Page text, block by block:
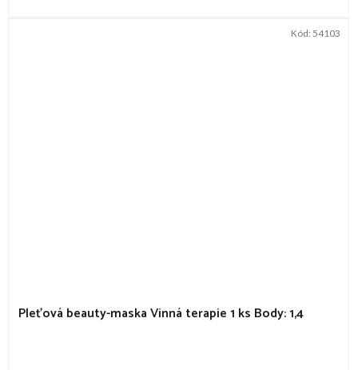
Pleťová beauty-maska Vinná terapie 1 ks Body: 1,4
Kód: 54103